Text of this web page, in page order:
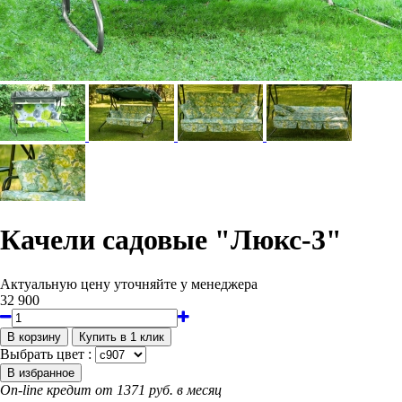
Качели садовые "Люкс-3"
Актуальную цену уточняйте у менеджера
32 900
Выбрать цвет :
On-line кредит от 1371 руб. в месяц